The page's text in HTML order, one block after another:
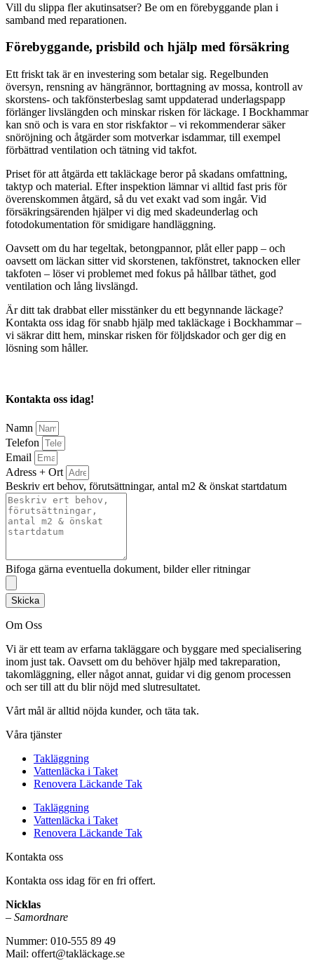
Vill du slippa fler akutinsatser? Be om en förebyggande plan i
samband med reparationen.
Förebyggande, prisbild och hjälp med försäkring
Ett friskt tak är en investering som betalar sig. Regelbunden
översyn, rensning av hängrännor, borttagning av mossa, kontroll av
skorstens- och takfönsterbeslag samt uppdaterad underlagspapp
förlänger livslängden och minskar risken för läckage. I Bockhammar
kan snö och is vara en stor riskfaktor – vi rekommenderar säker
snöröjning och åtgärder som motverkar isdammar, till exempel
förbättrad ventilation och tätning vid takfot.
Priset för att åtgärda ett takläckage beror på skadans omfattning,
taktyp och material. Efter inspektion lämnar vi alltid fast pris för
överenskommen åtgärd, så du vet exakt vad som ingår. Vid
försäkringsärenden hjälper vi dig med skadeunderlag och
fotodokumentation för smidigare handläggning.
Oavsett om du har tegeltak, betongpannor, plåt eller papp – och
oavsett om läckan sitter vid skorstenen, takfönstret, taknocken eller
takfoten – löser vi problemet med fokus på hållbar täthet, god
ventilation och lång livslängd.
Är ditt tak drabbat eller misstänker du ett begynnande läckage?
Kontakta oss idag för snabb hjälp med takläckage i Bockhammar –
vi säkrar ditt hem, minskar risken för följdskador och ger dig en
lösning som håller.
Kontakta oss idag!
Namn
Telefon
Email
Adress + Ort
Beskriv ert behov, förutsättningar, antal m2 & önskat startdatum
Bifoga gärna eventuella dokument, bilder eller ritningar
Skicka
Om Oss
Vi är ett team av erfarna takläggare och byggare med specialisering
inom just tak. Oavsett om du behöver hjälp med takreparation,
takomläggning, eller något annat, guidar vi dig genom processen
och ser till att du blir nöjd med slutresultatet.
Vårt mål är alltid nöjda kunder, och täta tak.
Våra tjänster
Takläggning
Vattenläcka i Taket
Renovera Läckande Tak
Takläggning
Vattenläcka i Taket
Renovera Läckande Tak
Kontakta oss
Kontakta oss idag för en fri offert.
Nicklas
– Samordnare
Nummer: 010-555 89 49
Mail: offert@takläckage.se